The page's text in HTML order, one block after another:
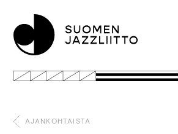
AJANKOHTAISTA